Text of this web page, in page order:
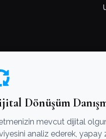
Dönüşüm
mevcut dijital
analiz ederek, yapay